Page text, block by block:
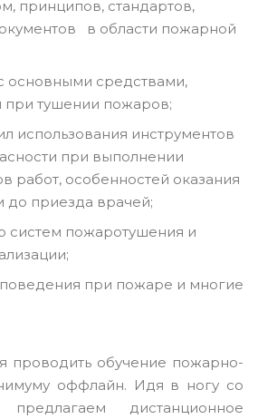
принципов, стандартов,
в области пожарной
основными средствами,
тушении пожаров;
использования инструментов
при выполнении
работ, особенностей оказания
приезда врачей;
систем пожаротушения и
при пожаре и многие
проводить обучение пожарно-
оффлайн. Идя в ногу со
дистанционное